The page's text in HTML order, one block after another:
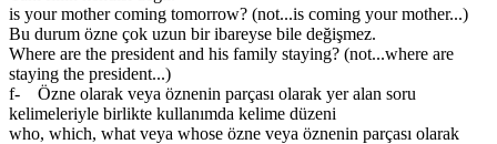
is your mother coming tomorrow? (not...is coming your mother...)
Bu durum özne çok uzun bir ibareyse bile değişmez.
Where are the president and his family staying? (not...where are
staying the president...)
f- Özne olarak veya öznenin parçası olarak yer alan soru
kelimeleriyle birlikte kullanımda kelime düzeni
who, which, what veya whose özne veya öznenin parçası olarak